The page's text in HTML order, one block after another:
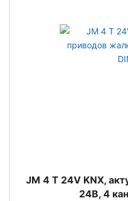
JM 4 T 24V KNX,
24В, 4